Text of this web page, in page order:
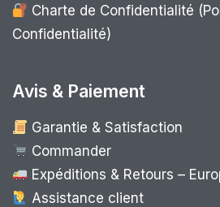
Charte de Confidentialité
Confidentialité)
Avis & Paiement
Garantie & Satisfaction
Commander
Expéditions & Retours –
Assistance client